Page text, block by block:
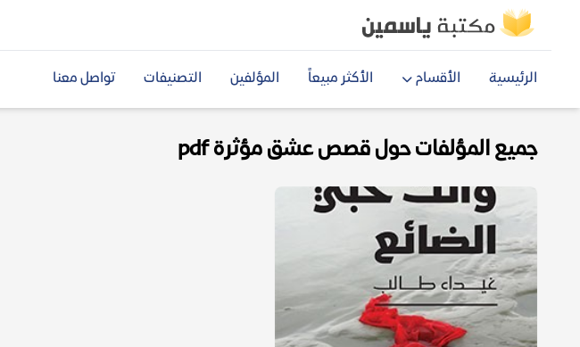
الرئيسية الأقسام الأكثر مبيعاً المؤلفين التصنيفات تواصل معنا
جميع المؤلفات حول قصص عشق مؤثرة pdf